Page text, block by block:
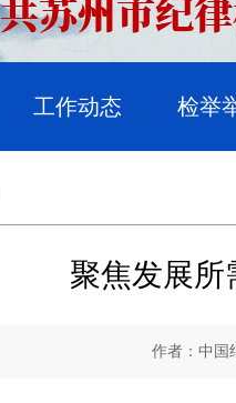
工作动态 检举
聚焦发展所
作者：中